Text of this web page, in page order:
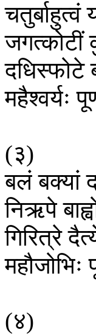
चतुर्बाहुत्वं
जगत्कोटीं
दधिस्फोटे
महैश्वर्यः
(३)
बलं बक्यां
निऋपे
गिरित्रे
महौजोभिः
(४)